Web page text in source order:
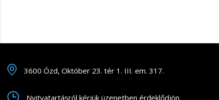
3600 Ózd, Október 23. tér 1. III. em. 317.
Nyitvatartásról kérjük üzenetben érdeklődjön.